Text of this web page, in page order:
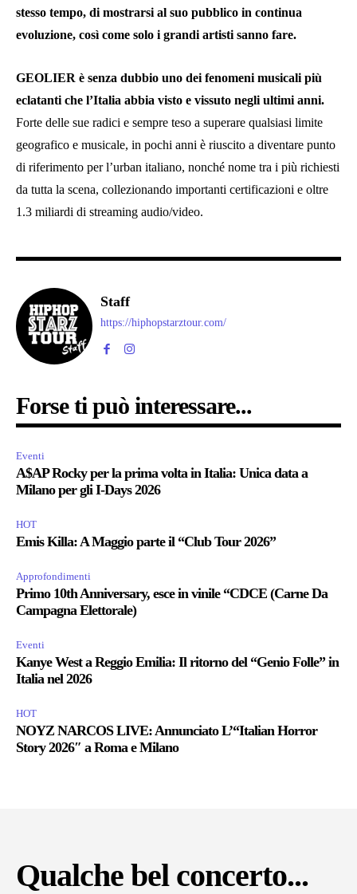
stesso tempo, di mostrarsi al suo pubblico in continua
evoluzione, così come solo i grandi artisti sanno fare.
GEOLIER è senza dubbio uno dei fenomeni musicali più
eclatanti che l’Italia abbia visto e vissuto negli ultimi anni.
Forte delle sue radici e sempre teso a superare qualsiasi limite
geografico e musicale, in pochi anni è riuscito a diventare punto
di riferimento per l’urban italiano, nonché nome tra i più richiesti
da tutta la scena, collezionando importanti certificazioni e oltre
1.3 miliardi di streaming audio/video.
Staff
https://hiphopstarztour.com/
Forse ti può interessare...
Eventi
A$AP Rocky per la prima volta in Italia: Unica data a
Milano per gli I-Days 2026
HOT
Emis Killa: A Maggio parte il “Club Tour 2026”
Approfondimenti
Primo 10th Anniversary, esce in vinile “CDCE (Carne Da
Campagna Elettorale)
Eventi
Kanye West a Reggio Emilia: Il ritorno del “Genio Folle” in
Italia nel 2026
HOT
NOYZ NARCOS LIVE: Annunciato L’“Italian Horror
Story 2026″ a Roma e Milano
Qualche bel concerto...